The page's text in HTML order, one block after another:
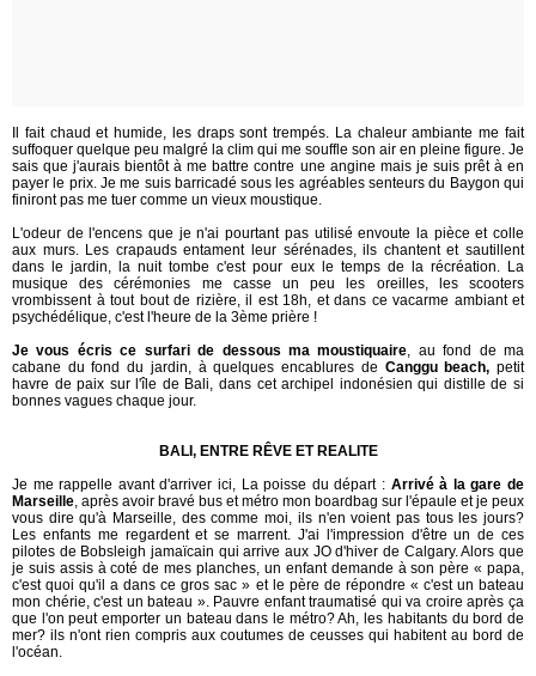
Il fait chaud et humide, les draps sont trempés. La chaleur ambiante me fait
suffoquer quelque peu malgré la clim qui me souffle son air en pleine figure. Je
sais que j'aurais bientôt à me battre contre une angine mais je suis prêt à en
payer le prix. Je me suis barricadé sous les agréables senteurs du Baygon qui
finiront pas me tuer comme un vieux moustique.
L'odeur de l'encens que je n'ai pourtant pas utilisé envoute la pièce et colle
aux murs. Les crapauds entament leur sérénades, ils chantent et sautillent
dans le jardin, la nuit tombe c'est pour eux le temps de la récréation. La
musique des cérémonies me casse un peu les oreilles, les scooters
vrombissent à tout bout de rizière, il est 18h, et dans ce vacarme ambiant et
psychédélique, c'est l'heure de la 3ème prière !
Je vous écris ce surfari de dessous ma moustiquaire, au fond de ma
cabane du fond du jardin, à quelques encablures de Canggu beach, petit
havre de paix sur l'île de Bali, dans cet archipel indonésien qui distille de si
bonnes vagues chaque jour.
BALI, ENTRE RÊVE ET REALITE
Je me rappelle avant d'arriver ici, La poisse du départ : Arrivé à la gare de
Marseille, après avoir bravé bus et métro mon boardbag sur l'épaule et je peux
vous dire qu'à Marseille, des comme moi, ils n'en voient pas tous les jours?
Les enfants me regardent et se marrent. J'ai l'impression d'être un de ces
pilotes de Bobsleigh jamaïcain qui arrive aux JO d'hiver de Calgary. Alors que
je suis assis à coté de mes planches, un enfant demande à son père « papa,
c'est quoi qu'il a dans ce gros sac » et le père de répondre « c'est un bateau
mon chérie, c'est un bateau ». Pauvre enfant traumatisé qui va croire après ça
que l'on peut emporter un bateau dans le métro? Ah, les habitants du bord de
mer? ils n'ont rien compris aux coutumes de ceusses qui habitent au bord de
l'océan.